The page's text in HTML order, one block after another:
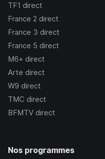
TF1 direct
France 2 direct
France 3 direct
France 5 direct
M6+ direct
Arte direct
W9 direct
TMC direct
BFMTV direct
Nos programmes